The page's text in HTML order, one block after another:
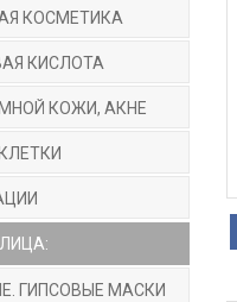
КОСМЕТИКА
КИСЛОТА
КОЖИ, АКНЕ
ГИПСОВЫЕ МАСКИ